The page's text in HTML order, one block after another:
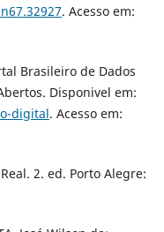
. Acesso em:
Brasileiro de Dados
Disponivel em:
digital. Acesso em:
2. ed. Porto Alegre: